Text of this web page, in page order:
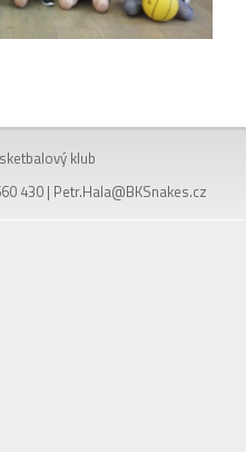
klub
430 | Petr.Hala@BKSnakes.cz